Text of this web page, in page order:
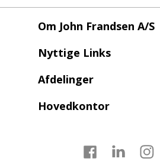
Om John Frandsen A/S
Nyttige Links
Afdelinger
Hovedkontor
FacebookLinkedIn